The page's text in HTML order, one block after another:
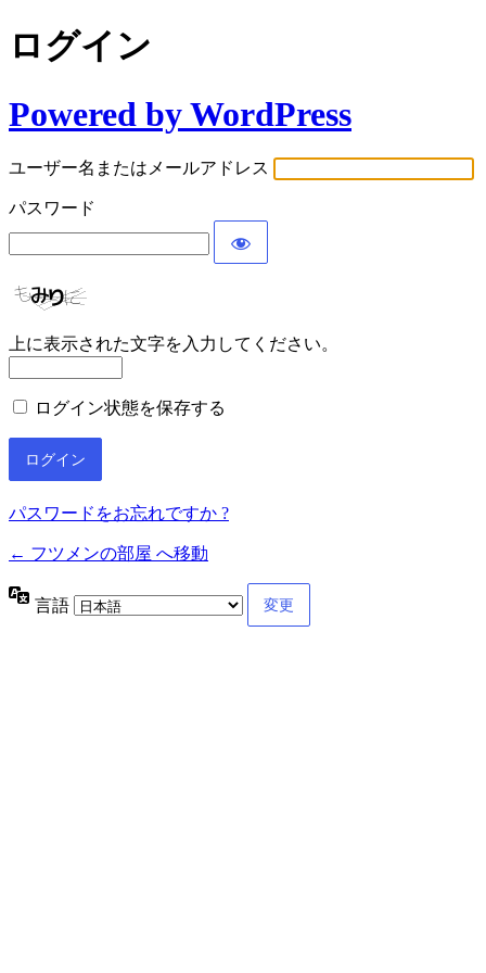
ログイン
Powered by WordPress
ユーザー名またはメールアドレス
パスワード
上に表示された文字を入力してください。
ログイン状態を保存する
パスワードをお忘れですか ?
← フツメンの部屋 へ移動
言語